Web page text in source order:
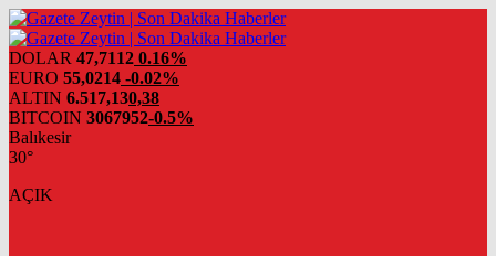
DOLAR 47,7112 0.16%
EURO 55,0214 -0.02%
ALTIN 6.517,130,38
BITCOIN 3067952-0.5%
Balıkesir
30°
AÇIK